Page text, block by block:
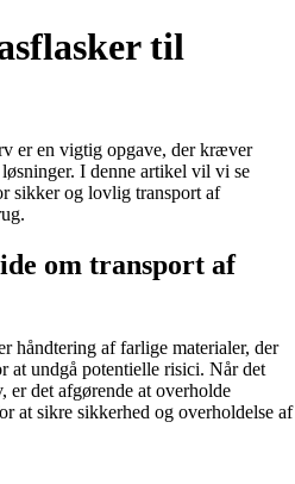
til
er en vigtig opgave, der kræver
I denne artikel vil vi se
sikker og lovlig transport af
om transport af
håndtering af farlige materialer, der
undgå potentielle risici. Når det
er det afgørende at overholde
at sikre sikkerhed og overholdelse af